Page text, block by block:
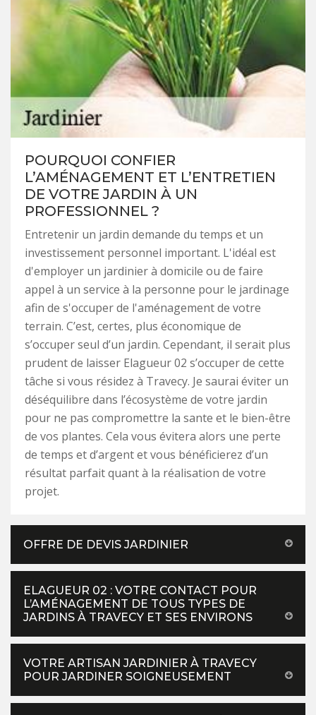
POURQUOI CONFIER
L’AMÉNAGEMENT ET L’ENTRETIEN
DE VOTRE JARDIN À UN
PROFESSIONNEL ?
Entretenir un jardin demande du temps et un
investissement personnel important. L'idéal est
d'employer un jardinier à domicile ou de faire
appel à un service à la personne pour le jardinage
afin de s'occuper de l'aménagement de votre
terrain. C’est, certes, plus économique de
s’occuper seul d’un jardin. Cependant, il serait plus
prudent de laisser Elagueur 02 s’occuper de cette
tâche si vous résidez à Travecy. Je saurai éviter un
déséquilibre dans l’écosystème de votre jardin
pour ne pas compromettre la sante et le bien-être
de vos plantes. Cela vous évitera alors une perte
de temps et d’argent et vous bénéficierez d’un
résultat parfait quant à la réalisation de votre
projet.
OFFRE DE DEVIS JARDINIER
ELAGUEUR 02 : VOTRE CONTACT POUR
L’AMÉNAGEMENT DE TOUS TYPES DE
JARDINS À TRAVECY ET SES ENVIRONS
VOTRE ARTISAN JARDINIER À TRAVECY
POUR JARDINER SOIGNEUSEMENT